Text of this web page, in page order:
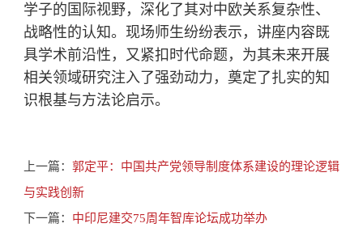
学子的国际视野，深化了其对中欧关系复杂性、
战略性的认知。现场师生纷纷表示，讲座内容既
具学术前沿性，又紧扣时代命题，为其未来开展
相关领域研究注入了强劲动力，奠定了扎实的知
识根基与方法论启示。
上一篇： 郭定平：中国共产党领导制度体系建设的理论逻辑
与实践创新
下一篇： 中印尼建交75周年智库论坛成功举办